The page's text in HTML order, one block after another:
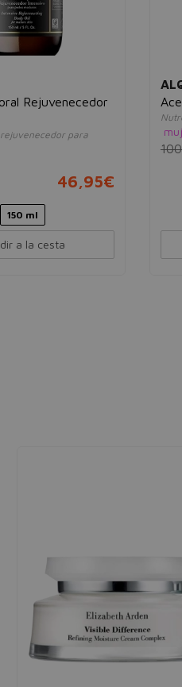
Rejuvenecedor
para
46,95€
150 ml
a la cesta